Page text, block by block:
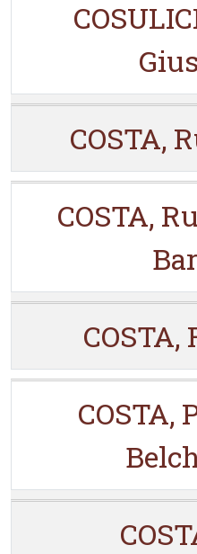
COSTA,
COSTA,
COSTA,
COSTA,